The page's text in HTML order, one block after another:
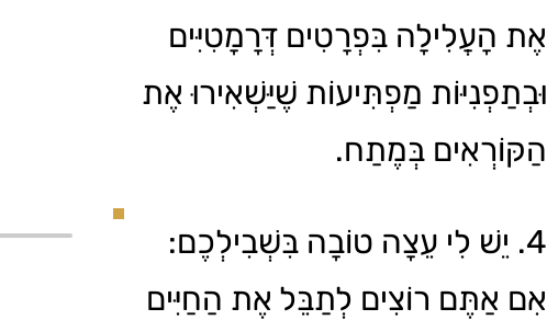
אֶת הָעֲלִילָה בִּפְרָטִים דְּרָמָטִיִּים
וּבְתַפְנִיּוֹת מַפְתִּיעוֹת שֶׁיַּשְׁאִירוּ אֶת
הַקּוֹרְאִים בְּמֶתַח.
4. יֵשׁ לִי עֵצָה טוֹבָה בִּשְׁבִילְכֶם:
אִם אַתֶּם רוֹצִים לְתַבֵּל אֶת הַחַיִּים